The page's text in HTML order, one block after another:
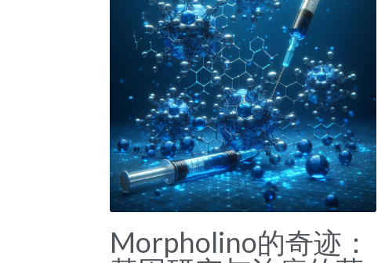
Morpholino的奇迹：